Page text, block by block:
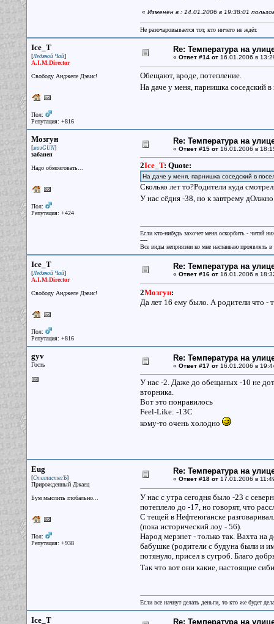
« Изменён в : 14.01.2006 в 19:38:01
Не разочаровывается тот, кто ничего не ждёт.
Ice_T
[Ледяной Чай]
A.I.M.Director
Свободу Анджеле Дэвис!
Пол:
Репутация: +816
Re: Температура на
« Ответ #14 от16.01.2006 в
Обещают, вроде, потепление.
На даче у меня, парнишка соседский
Мозгун
[мозGUN]
забанен
Надо обмозговать...
Пол:
Репутация: +424
Re: Температура на
« Ответ #15 от16.01.2006 в
2Ice_T: Quote:
На даче у меня, парнишка соседский в
Сколько лет то?Родители куда
У нас сёдня -38, но к завтрему
Если кто-нибудь захочет меня оскорбить - читай
----
Все виды неприязни ко мне настаиваю проявлять
Ice_T
[Ледяной Чай]
A.I.M.Director
Свободу Анджеле Дэвис!
Пол:
Репутация: +816
Re: Температура на
« Ответ #16 от16.01.2006 в
2Мозгун:
Да лет 16 ему было. А родители что -
gyv
Гость
Re: Температура на
« Ответ #17 от16.01.2006 в
У нас -2. Даже до обещаных -10 не
вторника.
Вот это понравилось
Feel-Like: -13C
кому-то очень холодно
Eug
[СтатистегЪ]
Прирожденный Джаец
Бум мыслить глобально...
Пол:
Репутация: +938
Re: Температура на
« Ответ #18 от17.01.2006 в
У нас с утра сегодня было -23 с
потеплело до -17, но говорят, что
С тещей в Нефтеюганске
(пока исторический лоу - 56).
Народ мерзнет - только так. Вахта на
бабушке (родители с будуна были и
потянуло, присел в сугроб. Благо
Так что вот они какие, настоящие
Если все начнут делать деньги, то кто же будет
Ice_T Re: Температура на